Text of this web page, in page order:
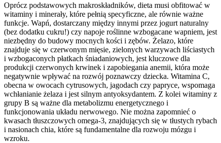
Oprócz podstawowych makroskładników, dieta musi obfitować w
witaminy i minerały, które pełnią specyficzne, ale równie ważne
funkcje. Wapń, dostarczany między innymi przez jogurt naturalny
(bez dodatku cukru!) czy napoje roślinne wzbogacane wapniem, jest
niezbędny do budowy mocnych kości i zębów. Żelazo, które
znajduje się w czerwonym mięsie, zielonych warzywach liściastych
i wzbogaconych płatkach śniadaniowych, jest kluczowe dla
produkcji czerwonych krwinek i zapobiegania anemii, która może
negatywnie wpływać na rozwój poznawczy dziecka. Witamina C,
obecna w owocach cytrusowych, jagodach czy papryce, wspomaga
wchłanianie żelaza i jest silnym antyoksydantem. Z kolei witaminy z
grupy B są ważne dla metabolizmu energetycznego i
funkcjonowania układu nerwowego. Nie można zapomnieć o
kwasach tłuszczowych omega-3, znajdujących się w tłustych rybach
i nasionach chia, które są fundamentalne dla rozwoju mózgu i
wzroku.